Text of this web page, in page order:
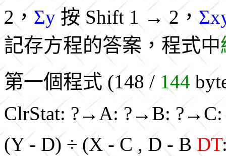
2， Σy 按 Shift 1 → 2，
記存方程的答案，程式中
第一個程式 (148 / 144
ClrStat: ?→A: ?→B:
(Y - D) ÷ (X - C , D - B DT